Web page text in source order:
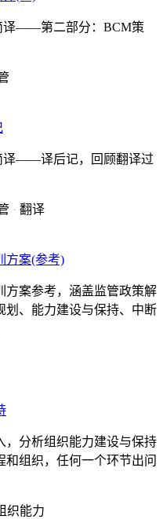
译——第二部分：BCM策
译——译后记，回顾翻译过
翻译
方案(参考)
方案参考，涵盖监管政策解
划、能力建设与保持、中断
，分析组织能力建设与保持
组织，任何一个环节出问
织能力